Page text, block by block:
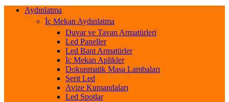
Aydınlatma
İç Mekan Aydınlatma
Duvar ve Tavan Armatürleri
Led Paneller
Led Bant Armatürler
İç Mekan Aplikler
Dokunmatik Masa Lambaları
Şerit Led
Avize Kumandaları
Led Spotlar